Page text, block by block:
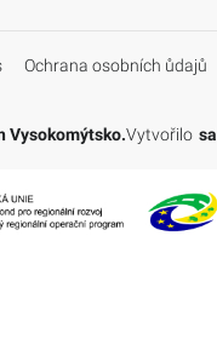
Ochrana osobních ůdajů
Vysokomýtsko.Vytvořilo